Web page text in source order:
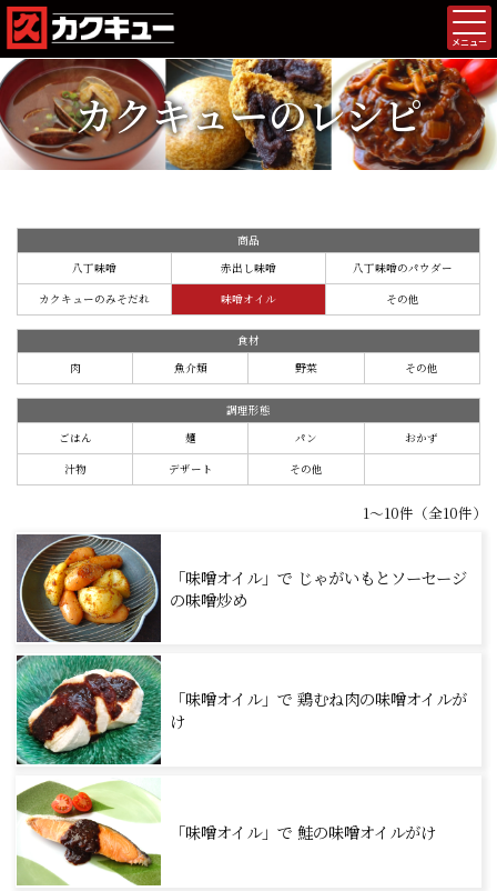
メニュー
カクキューのレシピ
商品
八丁味噌
赤出し味噌
八丁味噌のパウダー
カクキューのみそだれ
味噌オイル その他
食材
肉
魚介類 野菜 その他
調理形態
ごはん
麺 パン
おかず
汁物
デザート その他
1～10件（全10件）
「味噌オイル」で じゃがいもとソーセージ
の味噌炒め
「味噌オイル」で 鶏むね肉の味噌オイルが
け
「味噌オイル」で 鮭の味噌オイルがけ